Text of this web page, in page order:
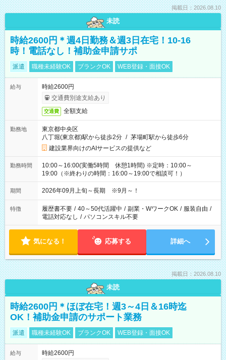
掲載日：2026.08.10
未読
時給2600円＊週4日勤務＆週3日在宅！10-16
時！電話なし！補助金申請サポ
派遣 職種未経験OK ブランクOK WEB登録・面接OK
給与
時給2600円
交通費別途支給あり
交通費 全額支給
勤務地
東京都中央区
八丁堀(東京都)駅から徒歩2分 / 茅場町駅から徒歩6分
建設業界向けのAIサービスの提供など
勤務時間
10:00～16:00(実働5時間 休憩1時間) ※定時：10:00～
19:00（※終わりの時間：16:00～19:00で相談可！）
期間 2026年09月上旬～長期 ※9月～！
特徴 履歴書不要 / 40～50代活躍中 / 副業・WワークOK / 服装自由 /
電話対応なし / パソコンスキル不要
気になる！ 応募する 詳細へ
掲載日：2026.08.10
未読
時給2600円＊ほぼ在宅！週3～4日＆16時迄
OK！補助金申請のサポート業務
派遣 職種未経験OK ブランクOK WEB登録・面接OK
給与
時給2600円